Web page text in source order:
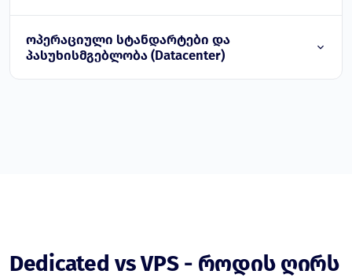
ოპერაციული სტანდარტები და
პასუხისმგებლობა (Datacenter)
Dedicated vs VPS - როდის ღირს